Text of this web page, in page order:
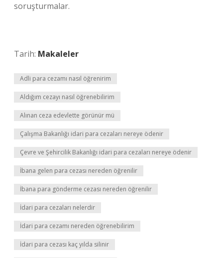
soruşturmalar.
Tarih: Makaleler
Adli para cezamı nasıl öğrenirim
Aldığım cezayı nasıl öğrenebilirim
Alınan ceza edevlette görünür mü
Çalışma Bakanlığı idari para cezaları nereye ödenir
Çevre ve Şehircilik Bakanlığı idari para cezaları nereye ödenir
İbana gelen para cezası nereden öğrenilir
İbana para gönderme cezası nereden öğrenilir
İdari para cezaları nelerdir
İdari para cezamı nereden öğrenebilirim
İdari para cezası kaç yılda silinir